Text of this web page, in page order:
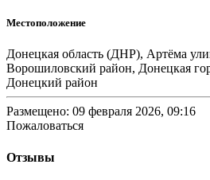
Местоположение
Донецкая область (ДНР), Артёма
Ворошиловский район, Донецкая
Донецкий район
Размещено: 09 февраля 2026, 09:16
Пожаловаться
Отзывы